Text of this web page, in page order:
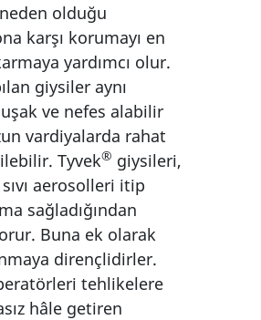
olduğu
karşı korumayı en
yardımcı olur.
giysiler aynı
ve nefes alabilir
vardiyalarda rahat
Tyvek® giysileri,
aerosolleri itip
sağladığından
Buna ek olarak
dirençlidirler.
tehlikelere
hâle getiren